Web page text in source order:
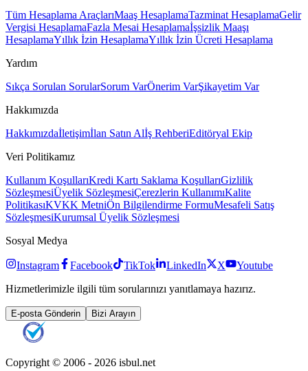
Tüm Hesaplama AraçlarıMaaş HesaplamaTazminat HesaplamaGelir
Vergisi HesaplamaFazla Mesai Hesaplamaİşsizlik Maaşı
HesaplamaYıllık İzin HesaplamaYıllık İzin Ücreti Hesaplama
Yardım
Sıkça Sorulan SorularSorum VarÖnerim VarŞikayetim Var
Hakkımızda
Hakkımızdaİletişimİlan Satın Alİş RehberiEditöryal Ekip
Veri Politikamız
Kullanım KoşullarıKredi Kartı Saklama KoşullarıGizlilik
SözleşmesiÜyelik SözleşmesiÇerezlerin KullanımıKalite
PolitikasıKVKK MetniÖn Bilgilendirme FormuMesafeli Satış
SözleşmesiKurumsal Üyelik Sözleşmesi
Sosyal Medya
Instagram Facebook TikTok LinkedIn X
Youtube
Hizmetlerimizle ilgili tüm sorularınızı yanıtlamaya hazırız.
E-posta Gönderin Bizi Arayın
Copyright © 2006 - 2026 isbul.net